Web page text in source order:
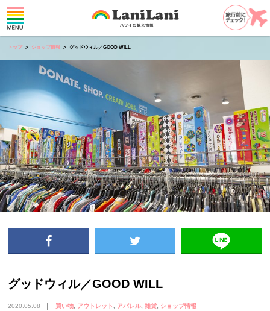
トップ ショップ情報 グッドウィル／GOOD WILL
グッドウィル／GOOD WILL
2020.05.08 買い物 アウトレット アパレル 雑貨 ショップ情報